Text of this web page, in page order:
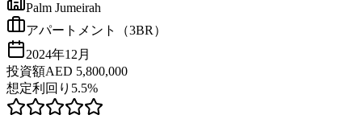
Palm Jumeirah
アパートメント（3BR）
2024年12月
投資額AED 5,800,000
想定利回り 5.5%